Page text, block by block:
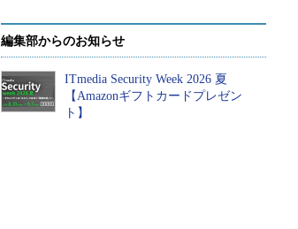
編集部からのお知らせ
ITmedia Security Week 2026 夏
【Amazonギフトカードプレゼン
ト】